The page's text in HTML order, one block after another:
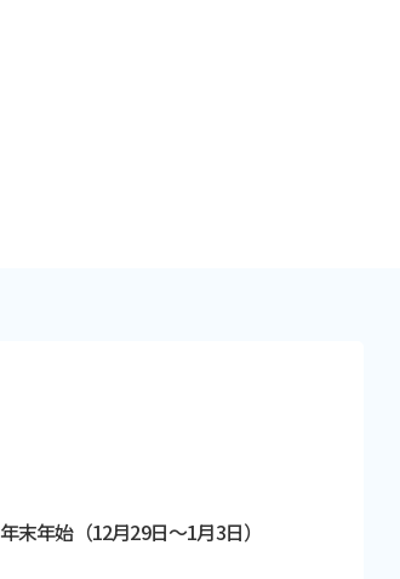
年末年始（12月29日〜1月3日）